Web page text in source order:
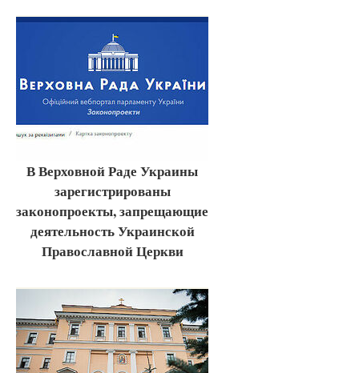
В Верховной Раде Украины
зарегистрированы
законопроекты, запрещающие
деятельность Украинской
Православной Церкви